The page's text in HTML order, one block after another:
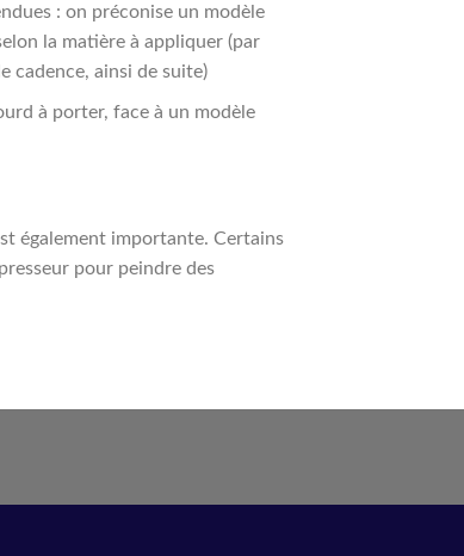
: on préconise un modèle
la matière à appliquer (par
cadence, ainsi de suite)
à porter, face à un modèle
également importante. Certains
pour peindre des